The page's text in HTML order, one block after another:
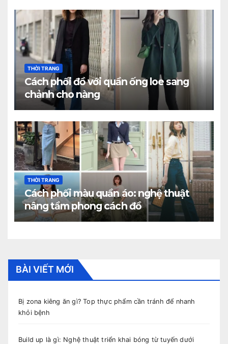
THỜI TRANG
Cách phối đồ với quần ống loe sang
chảnh cho nàng
THỜI TRANG
Cách phối màu quần áo: nghệ thuật
nâng tầm phong cách đồ
BÀI VIẾT MỚI
Bị zona kiêng ăn gì? Top thực phẩm cần tránh để nhanh
khỏi bệnh
Build up là gì: Nghệ thuật triển khai bóng từ tuyến dưới